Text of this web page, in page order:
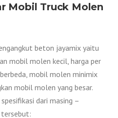
Mobil Truck Molen
beton jayamix yaitu
mobil molen kecil, harga per
mobil molen minimix
mobil molen yang besar.
dari masing –